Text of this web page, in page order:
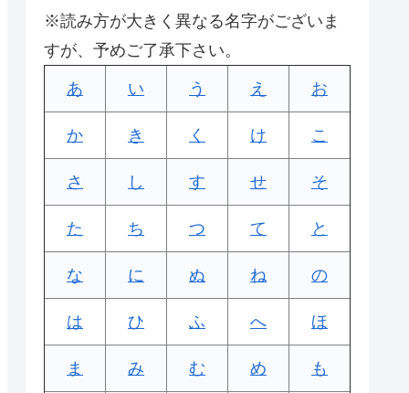
※読み方が大きく異なる名字がございま
すが、予めご了承下さい。
あ い う え お
か き く け こ
さ し す せ そ
た ち つ て と
な に ぬ ね の
は ひ ふ へ ほ
ま み む め も